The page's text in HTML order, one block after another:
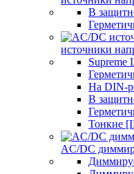
В
источники
Supreme
На DIN-
В
Тонкие
AC/DC